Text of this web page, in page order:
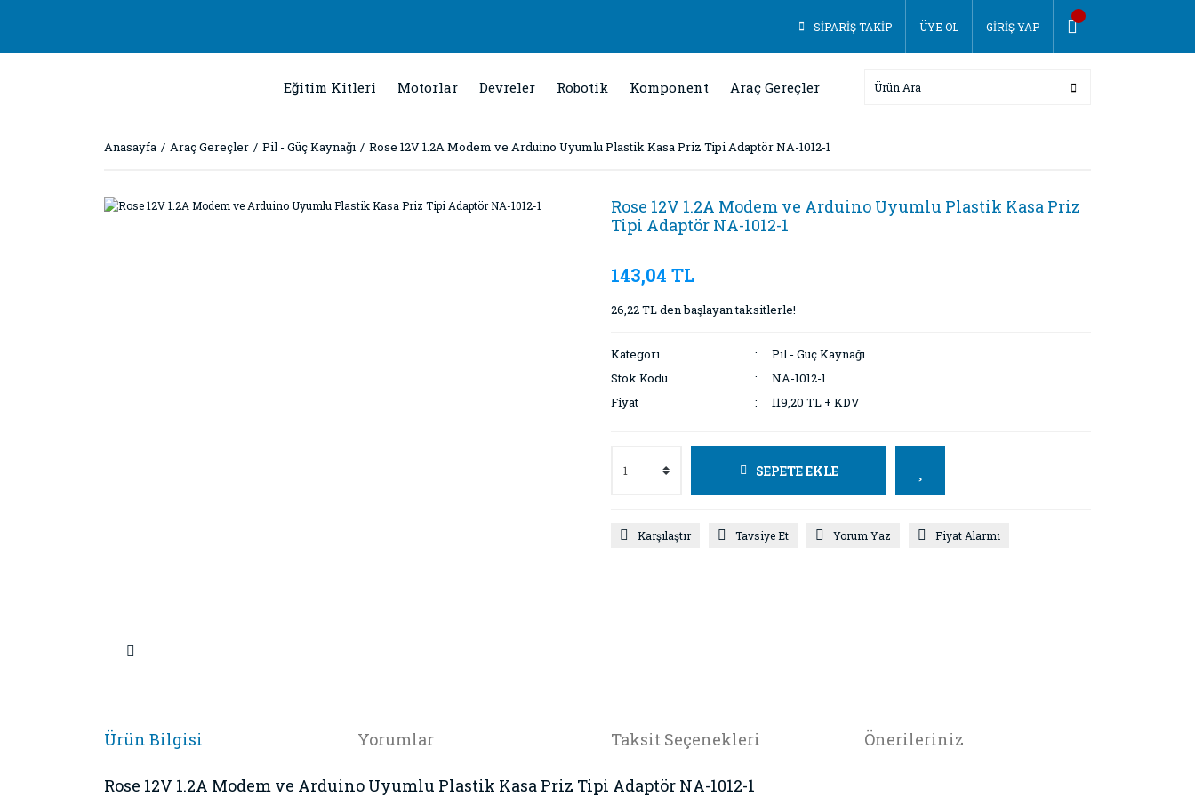
SİPARİŞ TAKİP ÜYE OL GİRİŞ YAP
Eğitim Kitleri Motorlar Devreler Robotik Komponent Araç Gereçler
Anasayfa Araç Gereçler Pil - Güç Kaynağı Rose 12V 1.2A Modem ve Arduino Uyumlu Plastik Kasa Priz Tipi Adaptör NA-1012-1
Rose 12V 1.2A Modem ve Arduino Uyumlu Plastik Kasa Priz
Tipi Adaptör NA-1012-1
143,04 TL
26,22 TL den başlayan taksitlerle!
Kategori
Pil - Güç Kaynağı
Stok Kodu
NA-1012-1
Fiyat
119,20 TL + KDV
SEPETE EKLE
Karşılaştır Tavsiye Et Yorum Yaz Fiyat Alarmı
Ürün Bilgisi Yorumlar Taksit Seçenekleri Önerileriniz
Rose 12V 1.2A Modem ve Arduino Uyumlu Plastik Kasa Priz Tipi Adaptör NA-1012-1